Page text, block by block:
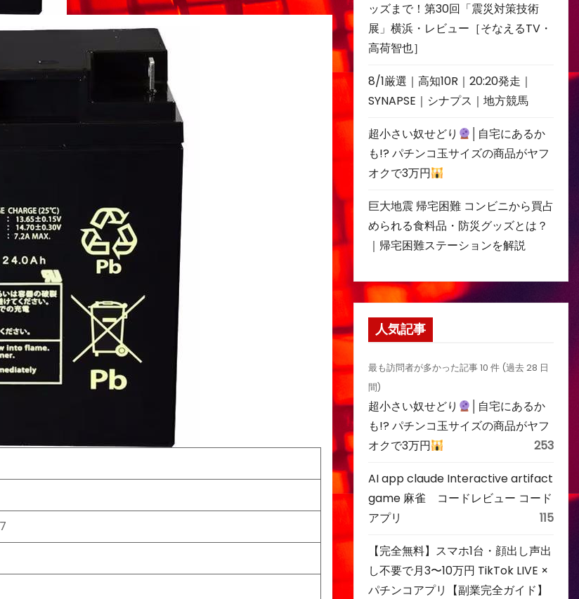
ッズまで！第30回「震災対策技術
展」横浜・レビュー［そなえるTV・
高荷智也］
8/1厳選｜高知10R｜20:20発走｜
SYNAPSE｜シナプス｜地方競馬
超小さい奴せどり
│自宅にあるか
も!? パチンコ玉サイズの商品がヤフ
オクで3万円
巨大地震 帰宅困難 コンビニから買占
められる食料品・防災グッズとは？
｜帰宅困難ステーションを解説
人気記事
最も訪問者が多かった記事 10 件 (過去 28 日
間)
超小さい奴せどり
│自宅にあるか
も!? パチンコ玉サイズの商品がヤフ
オクで3万円
253
AI app claude Interactive artifact
game 麻雀 コードレビュー コード
アプリ
115
【完全無料】スマホ1台・顔出し声出
し不要で月3〜10万円 TikTok LIVE ×
パチンコアプリ【副業完全ガイド】